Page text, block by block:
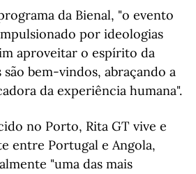
da Bienal, "o evento
por ideologias
aproveitar o espírito da
bem-vindos, abraçando a
da experiência humana".
no Porto, Rita GT vive e
entre Portugal e Angola,
"uma das mais